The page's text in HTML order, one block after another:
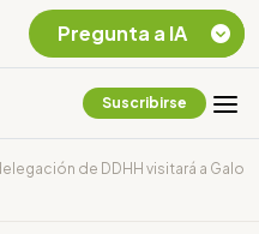
Suscribirse
de DDHH visitará a Galo
Pregunta a IA
Chevron Ecuador